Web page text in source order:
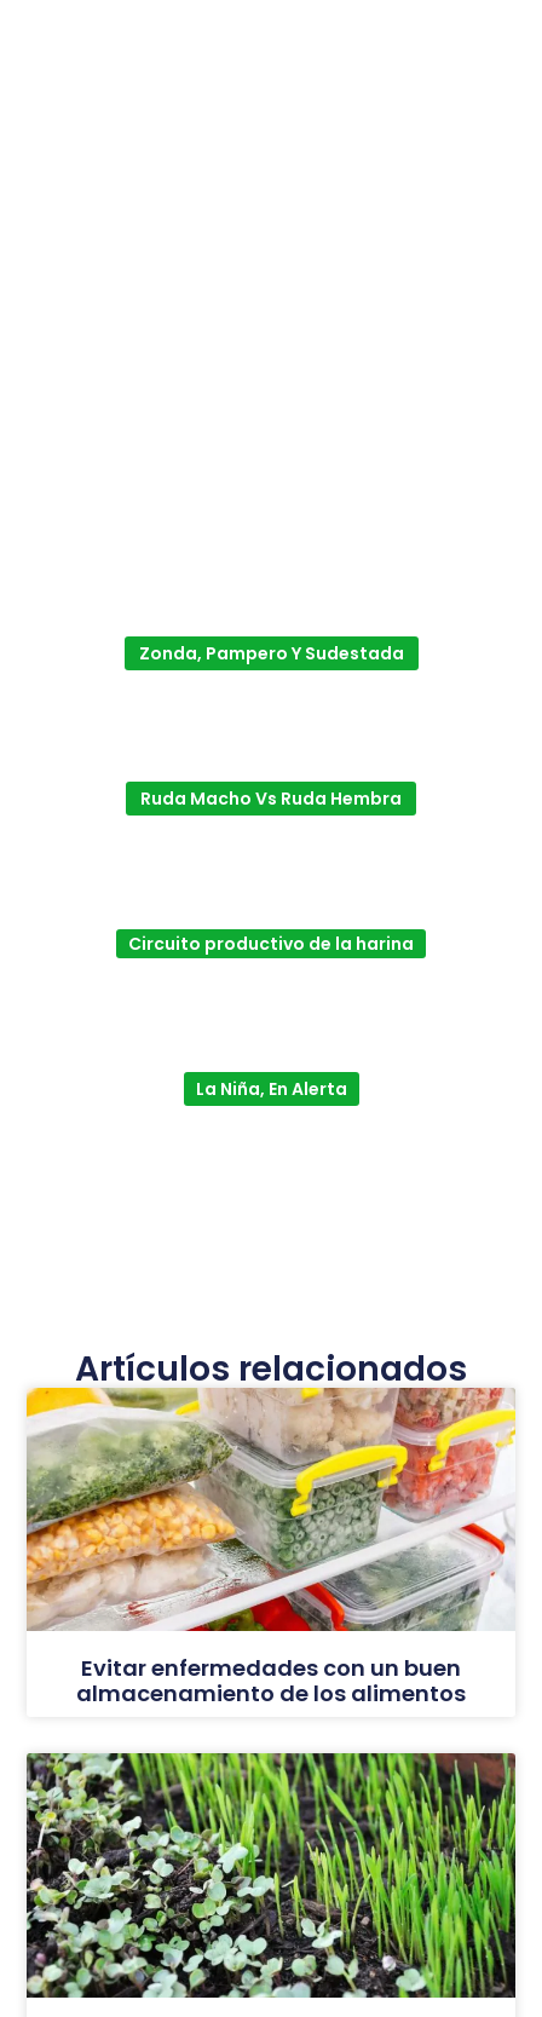
Zonda, Pampero Y Sudestada
Ruda Macho Vs Ruda Hembra
Circuito productivo de la harina
La Niña, En Alerta
Artículos relacionados
Evitar enfermedades con un buen
almacenamiento de los alimentos